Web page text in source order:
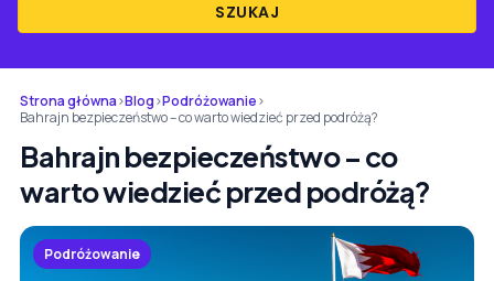
SZUKAJ
Strona główna›Blog›Podróżowanie›
Bahrajn bezpieczeństwo – co warto wiedzieć przed podróżą?
Bahrajn bezpieczeństwo – co
warto wiedzieć przed podróżą?
Podróżowanie